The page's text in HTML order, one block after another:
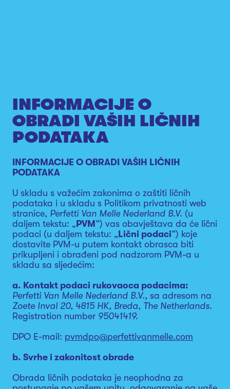
INFORMACIJE O
OBRADI VAŠIH LIČNIH
PODATAKA
INFORMACIJE O OBRADI VAŠIH LIČNIH
PODATAKA
U skladu s važećim zakonima o zaštiti ličnih
podataka i u skladu s Politikom privatnosti web
stranice, Perfetti Van Melle Nederland B.V. (u
daljem tekstu: „ PVM “) vas obavještava da će lični
podaci (u daljem tekstu: „ Lični podaci“) koje
dostavite PVM-u putem kontakt obrasca biti
prikupljeni i obrađeni pod nadzorom PVM-a u
skladu sa sljedećim:
a. Kontakt podaci rukovaoca podacima:
Perfetti Van Melle Nederland B.V., sa adresom na
Zoete Inval 20, 4815 HK, Breda, The Netherlands.
Registration number 95041419.
DPO E-mail: pvmdpo@perfettivanmelle.com
b. Svrhe i zakonitost obrade
Obrada ličnih podataka je neophodna za